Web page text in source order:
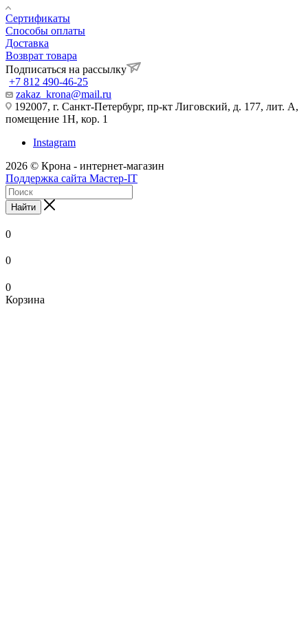
Сертификаты
Способы оплаты
Доставка
Возврат товара
Подписаться на рассылку
+7 812 490-46-25
zakaz_krona@mail.ru
192007, г. Санкт-Петербург, пр-кт Лиговский, д. 177, лит. А,
помещение 1Н, кор. 1
Instagram
2026 © Крона - интернет-магазин
Поддержка сайта Мастер-IT
Найти
0
0
0
Корзина